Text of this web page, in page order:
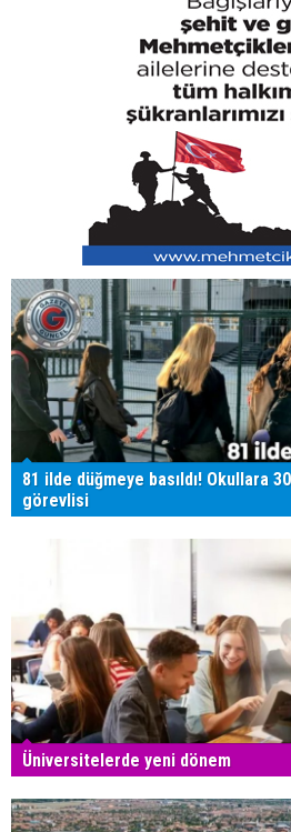
81 ilde düğmeye basıldı! Okullara
görevlisi
Üniversitelerde yeni dönem